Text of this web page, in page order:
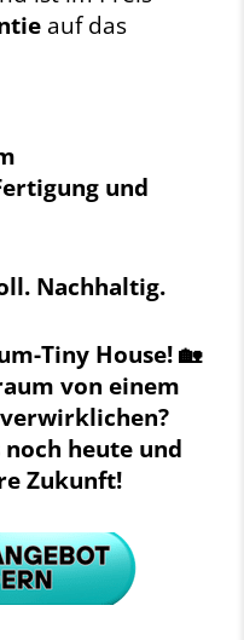
auf das
und
Nachhaltig.
Tiny House! 🏡
von einem
heute und
Zukunft!